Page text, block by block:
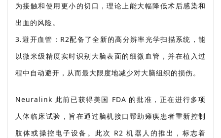
为接触和使用更小的切口，理论上能大幅降低术后感染和
出血的风险。
3.避开血管： R2配备了全新的高分辨率光学扫描系统，能
以微米级精度实时识别大脑表面的细微血管，并在植入过
程中自动避开，从而最大限度地减少对大脑组织的损伤。
Neuralink 此前已获得美国 FDA 的批准，正在进行多项
人体临床试验，旨在通过脑机接口帮助瘫痪患者重新控制
肢体或操控电子设备。此次 R2 机器人的推出，标志着